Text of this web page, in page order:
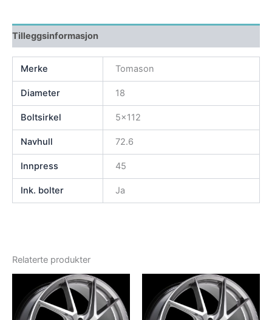
Tilleggsinformasjon
Merke Tomason
Diameter 18
Boltsirkel 5×112
Navhull 72.6
Innpress 45
Ink. bolter Ja
Relaterte produkter